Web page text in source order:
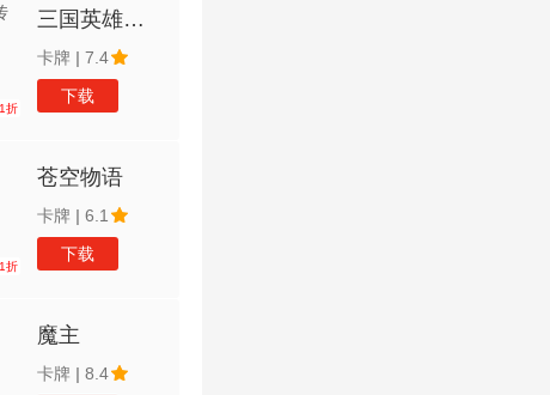
折
三国英雄传奇
卡牌 | 7.4
下载
折
苍空物语
卡牌 | 6.1
下载
魔主
卡牌 | 8.4